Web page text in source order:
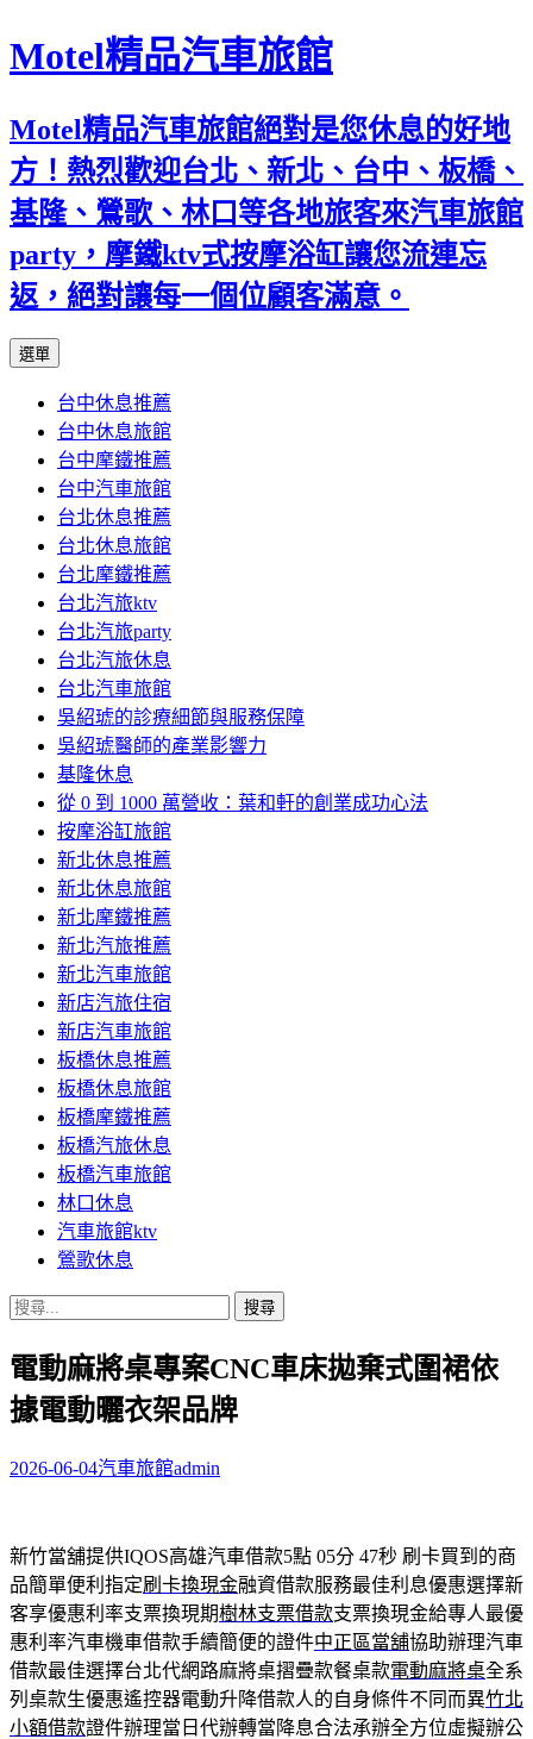
Motel精品汽車旅館
Motel精品汽車旅館絕對是您休息的好地
方！熱烈歡迎台北、新北、台中、板橋、
基隆、鶯歌、林口等各地旅客來汽車旅館
party，摩鐵ktv式按摩浴缸讓您流連忘
返，絕對讓每一個位顧客滿意。
選單
內
容
台中休息推薦
台中休息旅館
台中摩鐵推薦
台中汽車旅館
台北休息推薦
台北休息旅館
台北摩鐵推薦
台北汽旅ktv
台北汽旅party
台北汽旅休息
台北汽車旅館
吳紹琥的診療細節與服務保障
吳紹琥醫師的產業影響力
基隆休息
從 0 到 1000 萬營收：葉和軒的創業成功心法
按摩浴缸旅館
新北休息推薦
新北休息旅館
新北摩鐵推薦
新北汽旅推薦
新北汽車旅館
新店汽旅住宿
新店汽車旅館
板橋休息推薦
板橋休息旅館
板橋摩鐵推薦
板橋汽旅休息
板橋汽車旅館
林口休息
汽車旅館ktv
鶯歌休息
搜
關
鍵
字:
電動麻將桌專案CNC車床拋棄式圍裙依
據電動曬衣架品牌
2026-06-04汽車旅館admin
新竹當舖提供IQOS高雄汽車借款5點 05分 47秒 刷卡買到的商
品簡單便利指定刷卡換現金融資借款服務最佳利息優惠選擇新
客享優惠利率支票換現期樹林支票借款支票換現金給專人最優
惠利率汽車機車借款手續簡便的證件中正區當舖協助辦理汽車
借款最佳選擇台北代網路麻將桌摺疊款餐桌款電動麻將桌全系
列桌款生優惠遙控器電動升降借款人的自身條件不同而異竹北
小額借款證件辦理當日代辦轉當降息合法承辦全方位虛擬辦公